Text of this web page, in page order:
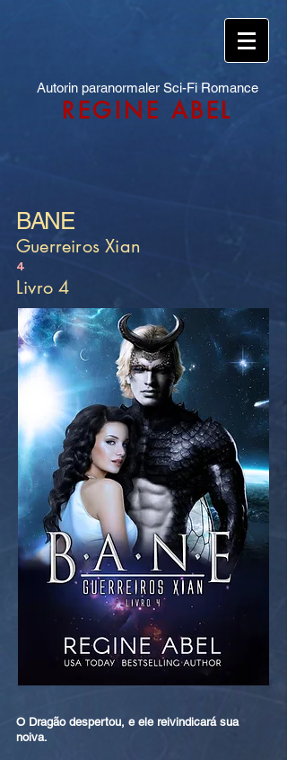
Autorin paranormaler Sci-Fi Romance
REGINE ABEL
BANE
Guerreiros Xian
4
Livro 4
O Dragão despertou, e ele reivindicará sua
noiva.